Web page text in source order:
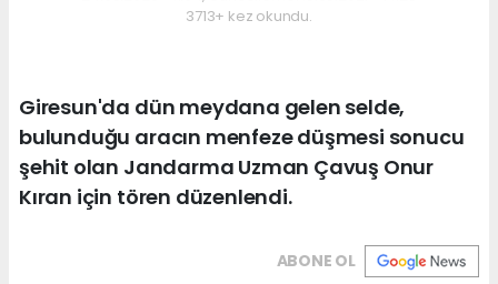
3713+ kez okundu.
Giresun'da dün meydana gelen selde,
bulunduğu aracın menfeze düşmesi sonucu
şehit olan Jandarma Uzman Çavuş Onur
Kıran için tören düzenlendi.
ABONE OL